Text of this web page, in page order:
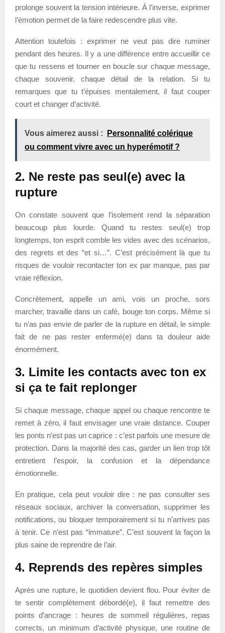
prolonge souvent la tension intérieure. À l’inverse, exprimer
l’émotion permet de la faire redescendre plus vite.
Attention toutefois : exprimer ne veut pas dire ruminer
pendant des heures. Il y a une différence entre accueillir ce
que tu ressens et tourner en boucle sur chaque message,
chaque souvenir, chaque détail de la relation. Si tu
remarques que tu t’épuises mentalement, il faut couper
court et changer d’activité.
Vous aimerez aussi :
Personnalité colérique
ou comment vivre avec un hyperémotif ?
2. Ne reste pas seul(e) avec la
rupture
On constate souvent que l’isolement rend la séparation
beaucoup plus lourde. Quand tu restes seul(e) trop
longtemps, ton esprit comble les vides avec des scénarios,
des regrets et des “et si…”. C’est précisément là que tu
risques de vouloir recontacter ton ex par manque, pas par
vraie réflexion.
Concrètement, appelle un ami, vois un proche, sors
marcher, travaille dans un café, bouge ton corps. Même si
tu n’as pas envie de parler de la rupture en détail, le simple
fait de ne pas rester enfermé(e) dans ta douleur aide
énormément.
3. Limite les contacts avec ton ex
si ça te fait replonger
Si chaque message, chaque appel ou chaque rencontre te
remet à zéro, il faut envisager une vraie distance. Couper
les ponts n’est pas un caprice : c’est parfois une mesure de
protection. Dans la majorité des cas, garder un lien trop tôt
entretient l’espoir, la confusion et la dépendance
émotionnelle.
En pratique, cela peut vouloir dire : ne pas consulter ses
réseaux sociaux, archiver la conversation, supprimer les
notifications, ou bloquer temporairement si tu n’arrives pas
à tenir. Ce n’est pas “immature”. C’est souvent la façon la
plus saine de reprendre de l’air.
4. Reprends des repères simples
Après une rupture, le quotidien devient flou. Pour éviter de
te sentir complètement débordé(e), il faut remettre des
points d’ancrage : heures de sommeil régulières, repas
corrects, un minimum d’activité physique, une routine de